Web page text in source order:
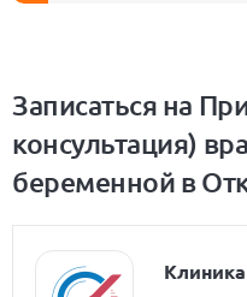
Записаться на
консультация)
беременной в